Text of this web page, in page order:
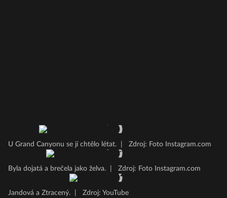
U Grand Canyonu se jí chtělo létat. Zdroj: Foto Instagram.com
Byla dojatá a brečela jako želva. Zdroj: Foto Instagram.com
Jandová a Ztracený. Zdroj: YouTube